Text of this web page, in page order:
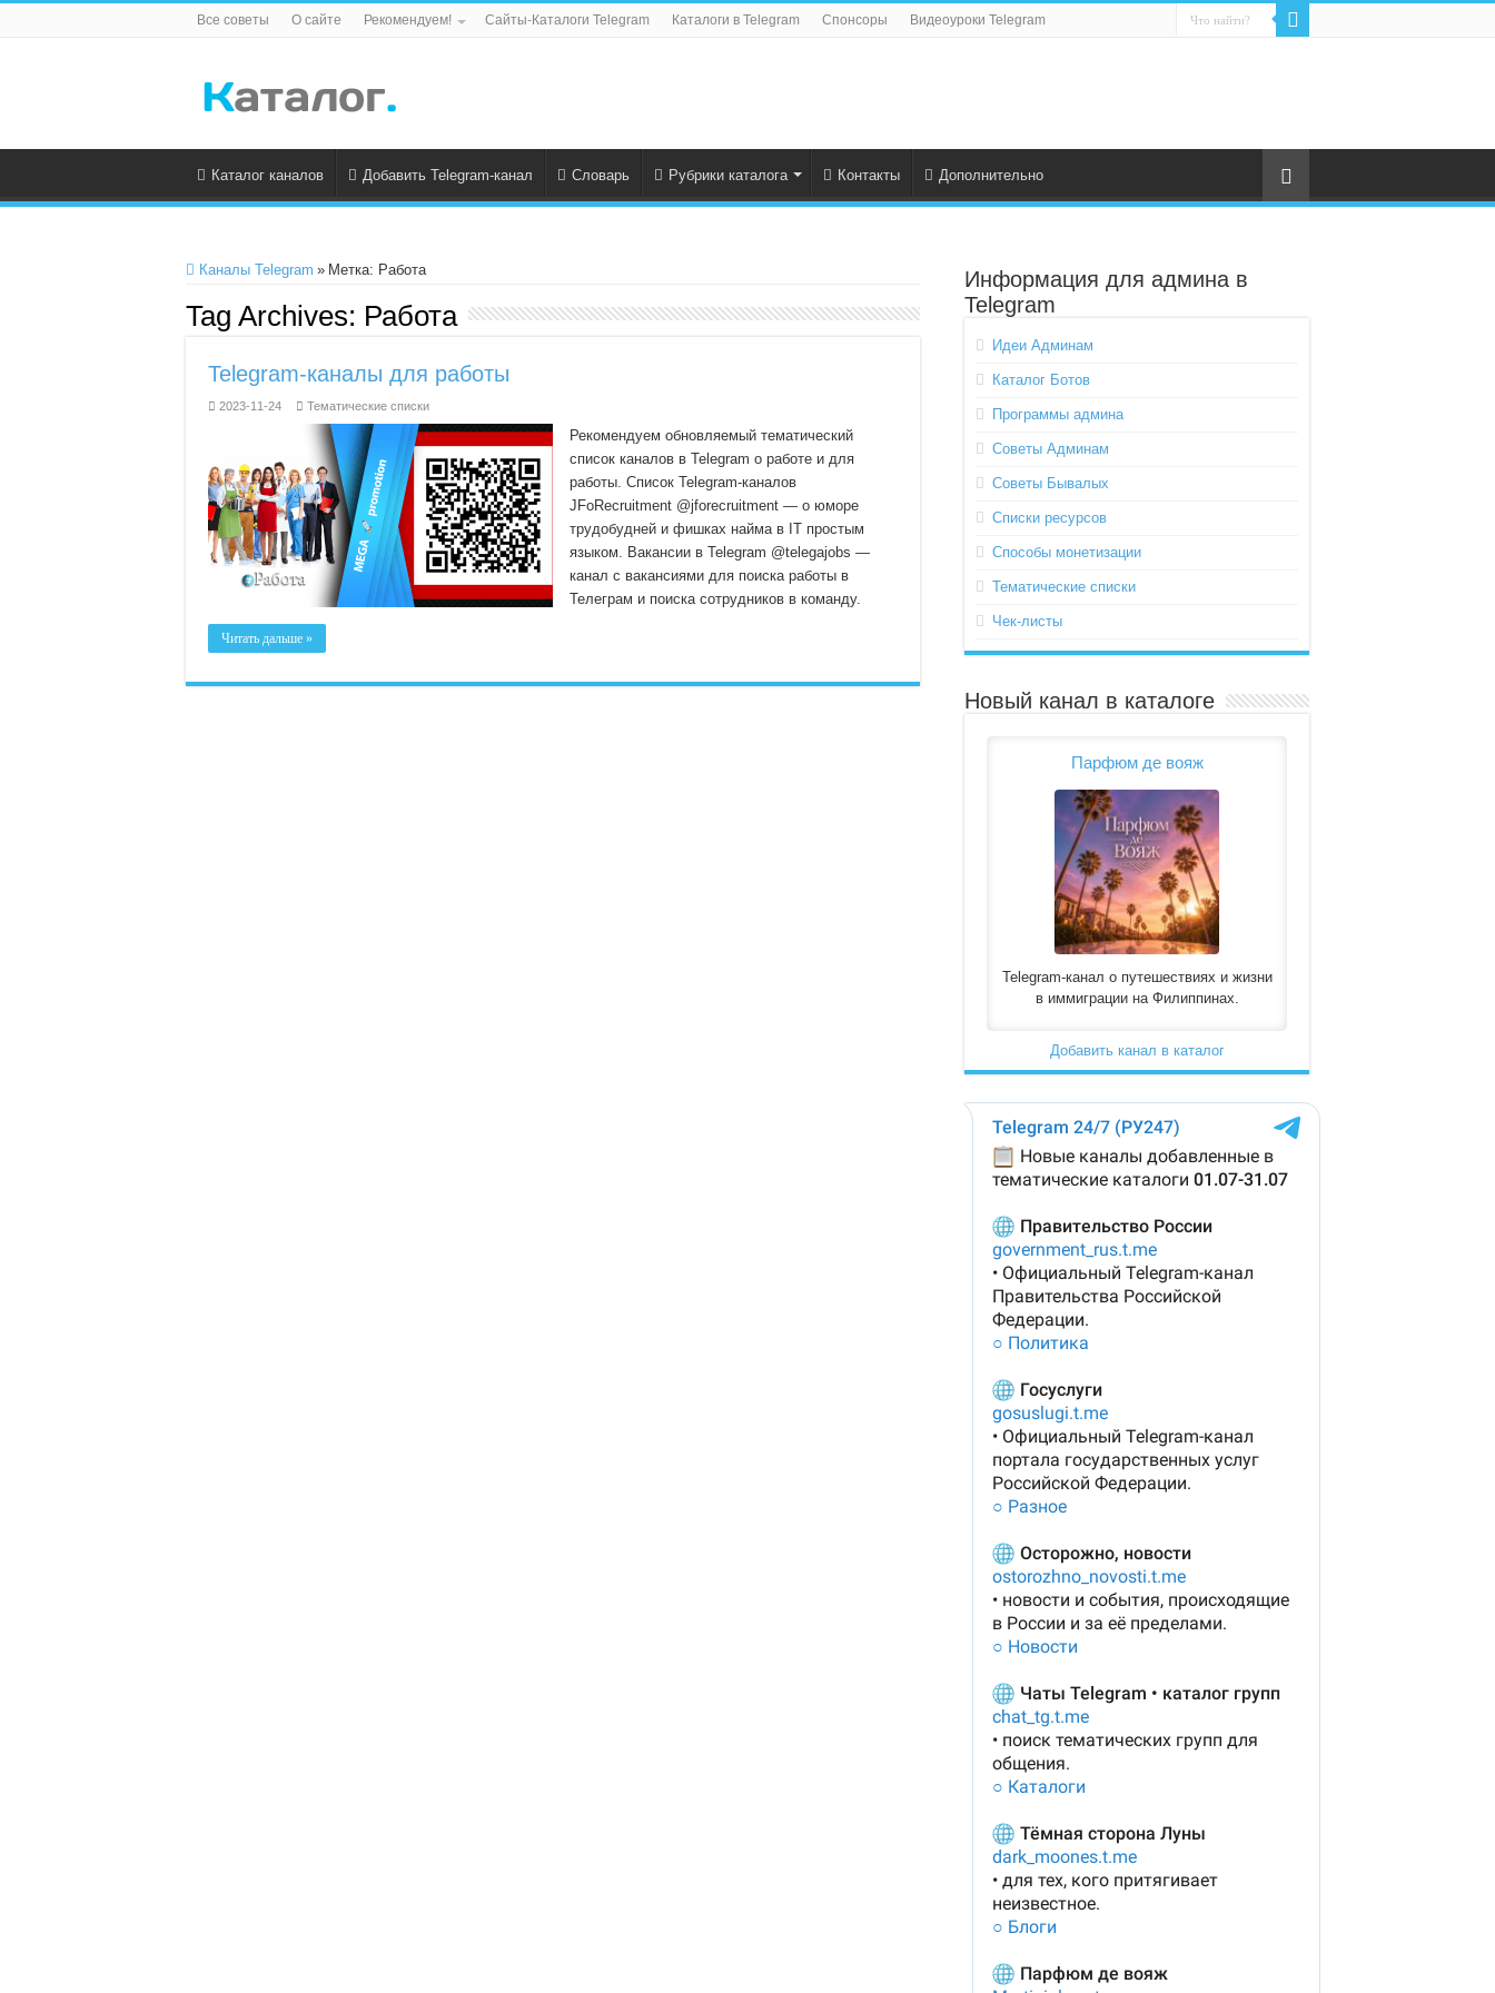
Все советы О сайте Рекомендуем! Сайты-Каталоги Telegram Каталоги в Telegram Спонсоры Видеоуроки Telegram
Каталог каналов Добавить Telegram-канал Словарь Рубрики каталога Контакты Дополнительно
Каналы Telegram » Метка: Работа
Tag Archives: Работа
Telegram-каналы для работы
2023-11-24 Тематические списки
Рекомендуем обновляемый тематический
список каналов в Telegram о работе и для
работы. Список Telegram-каналов
JFoRecruitment @jforecruitment — о юморе
трудобудней и фишках найма в IT простым
языком. Вакансии в Telegram @telegajobs —
канал с вакансиями для поиска работы в
Телеграм и поиска сотрудников в команду.
Читать дальше »
Информация для админа в
Telegram
Идеи Админам
Каталог Ботов
Программы админа
Советы Админам
Советы Бывалых
Списки ресурсов
Способы монетизации
Тематические списки
Чек-листы
Новый канал в каталоге
Парфюм де вояж
Telegram-канал о путешествиях и жизни
в иммиграции на Филиппинах.
Добавить канал в каталог